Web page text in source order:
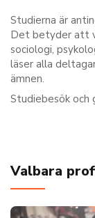
Studierna är
Det betyder att
sociologi,
läser alla
ämnen.
Studiebesök och
Valbara